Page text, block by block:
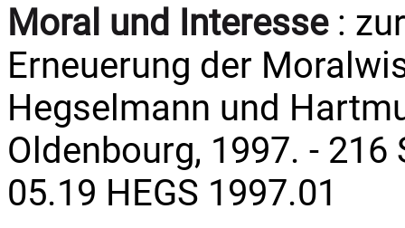
Moral und Interesse:
Erneuerung der
Hegselmann und
Oldenbourg, 1997. - 216
05.19 HEGS 1997.01